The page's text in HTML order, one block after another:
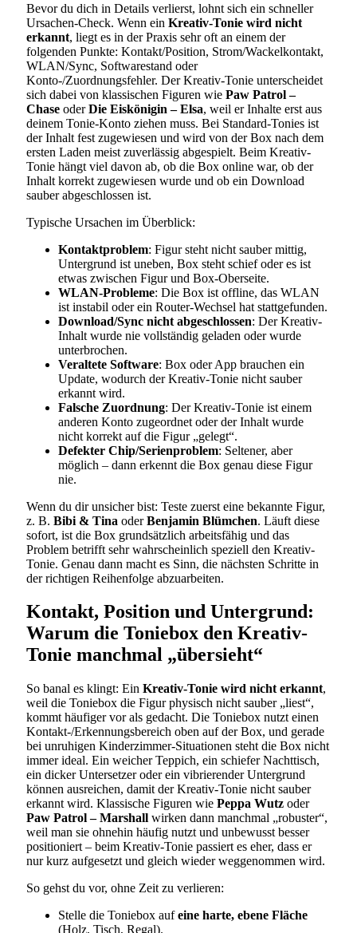
Bevor du dich in Details verlierst, lohnt sich ein schneller
Ursachen-Check. Wenn ein Kreativ-Tonie wird nicht
erkannt, liegt es in der Praxis sehr oft an einem der
folgenden Punkte: Kontakt/Position, Strom/Wackelkontakt,
WLAN/Sync, Softwarestand oder
Konto-/Zuordnungsfehler. Der Kreativ-Tonie unterscheidet
sich dabei von klassischen Figuren wie Paw Patrol –
Chase oderDie Eiskönigin – Elsa, weil er Inhalte erst aus
deinem Tonie-Konto ziehen muss. Bei Standard-Tonies ist
der Inhalt fest zugewiesen und wird von der Box nach dem
ersten Laden meist zuverlässig abgespielt. Beim Kreativ-
Tonie hängt viel davon ab, ob die Box online war, ob der
Inhalt korrekt zugewiesen wurde und ob ein Download
sauber abgeschlossen ist.
Typische Ursachen im Überblick:
Kontaktproblem: Figur steht nicht sauber mittig,
Untergrund ist uneben, Box steht schief oder es ist
etwas zwischen Figur und Box-Oberseite.
WLAN-Probleme: Die Box ist offline, das WLAN
ist instabil oder ein Router-Wechsel hat stattgefunden.
Download/Sync nicht abgeschlossen: Der Kreativ-
Inhalt wurde nie vollständig geladen oder wurde
unterbrochen.
Veraltete Software: Box oder App brauchen ein
Update, wodurch der Kreativ-Tonie nicht sauber
erkannt wird.
Falsche Zuordnung: Der Kreativ-Tonie ist einem
anderen Konto zugeordnet oder der Inhalt wurde
nicht korrekt auf die Figur „gelegt“.
Defekter Chip/Serienproblem: Seltener, aber
möglich – dann erkennt die Box genau diese Figur
nie.
Wenn du dir unsicher bist: Teste zuerst eine bekannte Figur,
z. B. Bibi & Tina oderBenjamin Blümchen. Läuft diese
sofort, ist die Box grundsätzlich arbeitsfähig und das
Problem betrifft sehr wahrscheinlich speziell den Kreativ-
Tonie. Genau dann macht es Sinn, die nächsten Schritte in
der richtigen Reihenfolge abzuarbeiten.
Kontakt, Position und Untergrund:
Warum die Toniebox den Kreativ-
Tonie manchmal „übersieht“
So banal es klingt: Ein Kreativ-Tonie wird nicht erkannt,
weil die Toniebox die Figur physisch nicht sauber „liest“,
kommt häufiger vor als gedacht. Die Toniebox nutzt einen
Kontakt-/Erkennungsbereich oben auf der Box, und gerade
bei unruhigen Kinderzimmer-Situationen steht die Box nicht
immer ideal. Ein weicher Teppich, ein schiefer Nachttisch,
ein dicker Untersetzer oder ein vibrierender Untergrund
können ausreichen, damit der Kreativ-Tonie nicht sauber
erkannt wird. Klassische Figuren wie Peppa Wutz oder
Paw Patrol – Marshall wirken dann manchmal „robuster“,
weil man sie ohnehin häufig nutzt und unbewusst besser
positioniert – beim Kreativ-Tonie passiert es eher, dass er
nur kurz aufgesetzt und gleich wieder weggenommen wird.
So gehst du vor, ohne Zeit zu verlieren:
Stelle die Toniebox aufeine harte, ebene Fläche
(Holz, Tisch, Regal).